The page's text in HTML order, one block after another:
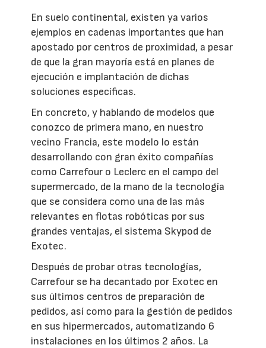
En suelo continental, existen ya varios
ejemplos en cadenas importantes que han
apostado por centros de proximidad, a pesar
de que la gran mayoría está en planes de
ejecución e implantación de dichas
soluciones específicas.
En concreto, y hablando de modelos que
conozco de primera mano, en nuestro
vecino Francia, este modelo lo están
desarrollando con gran éxito compañías
como Carrefour o Leclerc en el campo del
supermercado, de la mano de la tecnología
que se considera como una de las más
relevantes en flotas robóticas por sus
grandes ventajas, el sistema Skypod de
Exotec.
Después de probar otras tecnologías,
Carrefour se ha decantado por Exotec en
sus últimos centros de preparación de
pedidos, así como para la gestión de pedidos
en sus hipermercados, automatizando 6
instalaciones en los últimos 2 años. La